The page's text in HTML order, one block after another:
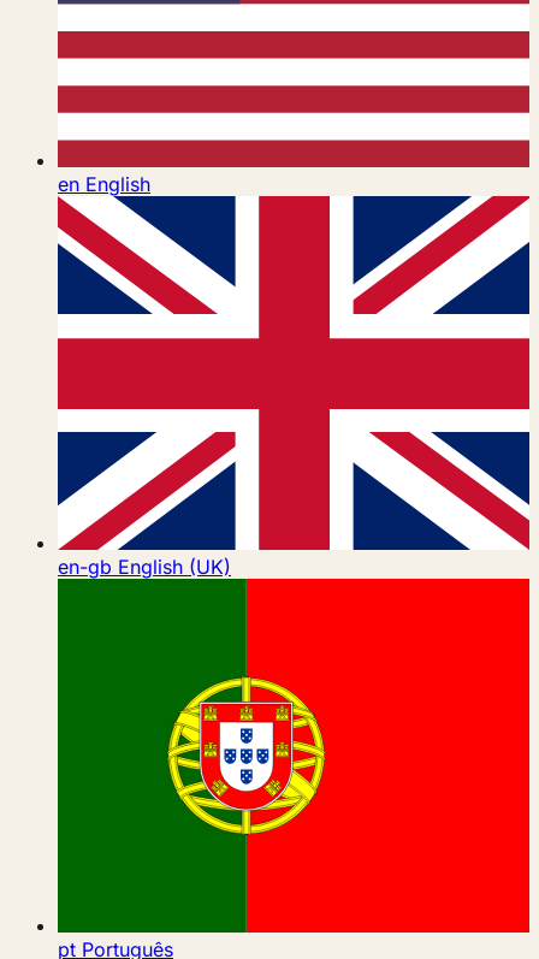
en English
en-gb English (UK)
pt Português